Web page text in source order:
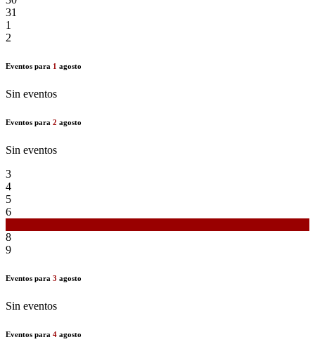
31
1
2
Eventos para 1 agosto
Sin eventos
Eventos para 2 agosto
Sin eventos
3
4
5
6
8
9
Eventos para 3 agosto
Sin eventos
Eventos para 4 agosto